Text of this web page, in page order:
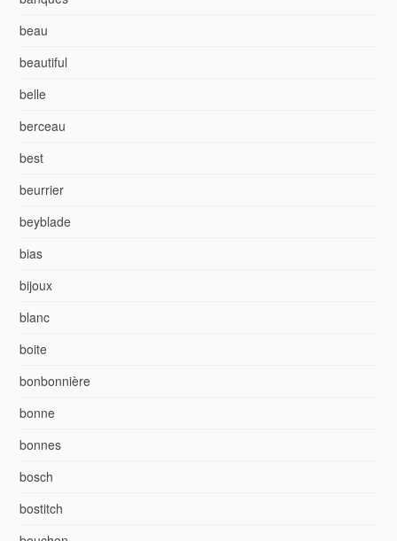
beau
beautiful
belle
berceau
best
beurrier
beyblade
bias
bijoux
blanc
boite
bonbonnière
bonne
bonnes
bosch
bostitch